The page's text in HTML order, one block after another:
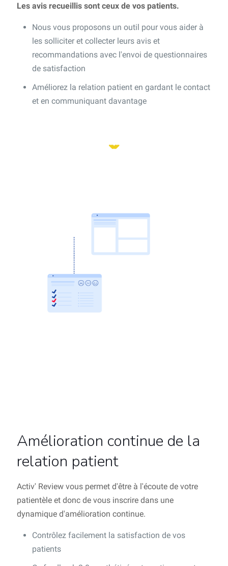
Les avis recueillis sont ceux de vos patients.
Nous vous proposons un outil pour vous aider à
les solliciter et collecter leurs avis et
recommandations avec l'envoi de questionnaires
de satisfaction
Améliorez la relation patient en gardant le contact
et en communiquant davantage
Amélioration continue de la
relation patient
Activ' Review vous permet d'être à l'écoute de votre
patientèle et donc de vous inscrire dans une
dynamique d'amélioration continue.
Contrôlez facilement la satisfaction de vos
patients